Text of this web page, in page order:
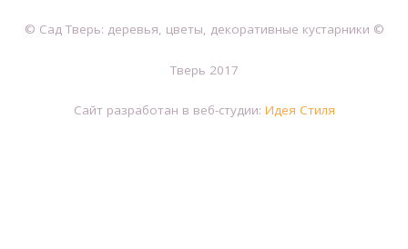
© Сад Тверь: деревья, цветы, декоративные кустарники ©
Тверь 2017
Сайт разработан в веб-студии: Идея Стиля